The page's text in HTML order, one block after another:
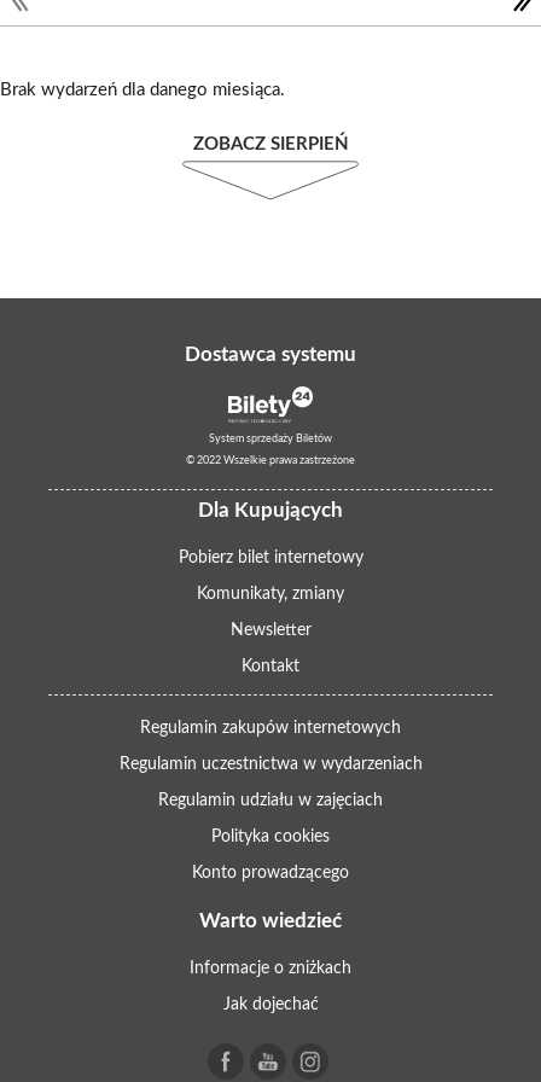
Brak wydarzeń dla danego miesiąca.
ZOBACZ SIERPIEŃ
Dostawca systemu
System sprzedaży Biletów
© 2022 Wszelkie prawa zastrzeżone
Dla Kupujących
Pobierz bilet internetowy
Komunikaty, zmiany
Newsletter
Kontakt
Regulamin zakupów internetowych
Regulamin uczestnictwa w wydarzeniach
Regulamin udziału w zajęciach
Polityka cookies
Konto prowadzącego
Warto wiedzieć
Informacje o zniżkach
Jak dojechać